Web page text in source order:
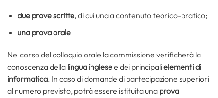
due prove scritte, di cui una a contenuto teorico-pratico;
una prova orale
Nel corso del colloquio orale la commissione verificherà la
conoscenza della lingua inglesee dei principalielementi di
informatica. In caso di domande di partecipazione superiori
al numero previsto, potrà essere istituita una prova